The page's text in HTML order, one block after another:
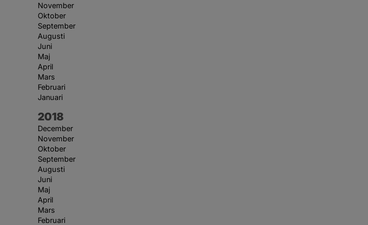
November
Oktober
September
Augusti
Juni
Maj
April
Mars
Februari
Januari
År:
2018
December
November
Oktober
September
Augusti
Juni
Maj
April
Mars
Februari